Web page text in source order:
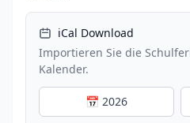
iCal Download
Importieren Sie die
Kalender.
📅 2026